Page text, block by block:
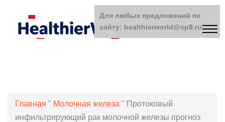
Главная " Молочная железа " Протоковый
инфильтрирующий рак молочной железы прогноз
Для любых предложений по
сайту: healthierworld@cp9.ru